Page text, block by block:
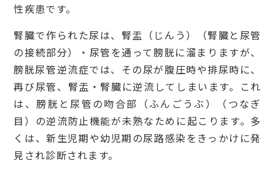
性疾患です。
腎臓で作られた尿は、腎盂（じんう）（腎臓と尿管
の接続部分）・尿管を通って膀胱に溜まりますが、
膀胱尿管逆流症では、その尿が腹圧時や排尿時に、
再び尿管、腎盂・腎臓に逆流してしまいます。これ
は、膀胱と尿管の吻合部（ふんごうぶ）（つなぎ
目）の逆流防止機能が未熟なために起こります。多
くは、新生児期や幼児期の尿路感染をきっかけに発
見され診断されます。